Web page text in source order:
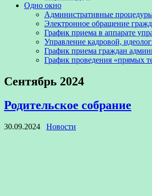
Одно окно
Административные
Электронное обращение
График приема в аппарате
Управление кадровой,
График приема граждан
График проведения «прямых
Сентябрь 2024
Родительское собрание
30.09.2024 Новости